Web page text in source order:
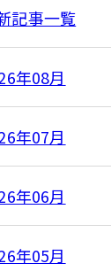
記事一覧
年08月
年07月
年06月
年05月